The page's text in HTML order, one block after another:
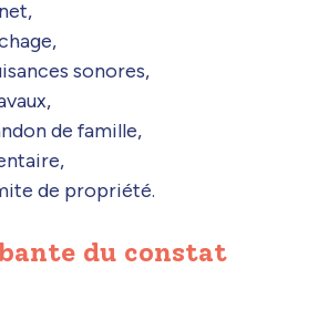
sonores,
de famille,
de propriété.
du constat